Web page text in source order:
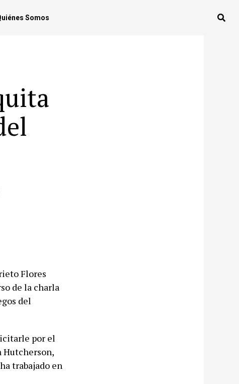
Somos
Flores
de la charla
del
por el
Hutcherson,
trabajado en